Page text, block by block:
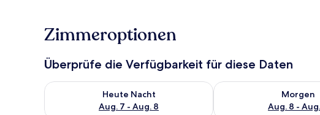
Zimmeroptionen
Überprüfe die Verfügbarkeit für diese Daten
Heute Nacht
Aug. 7 - Aug. 8
Überprüfe die Verfügbarkeit für heute Nacht, Aug. 7 - Aug. 8.
Morgen
Aug. 8 -
Überprüfe die